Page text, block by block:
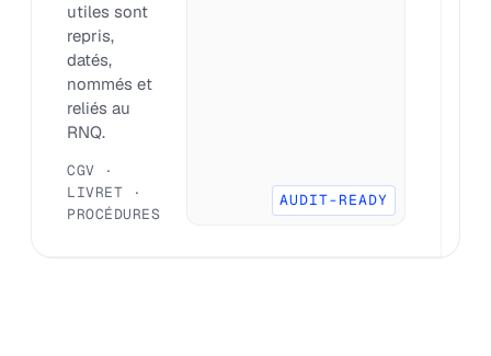
utiles sont
repris,
datés,
nommés et
reliés au
RNQ.
CGV ·
LIVRET ·
PROCÉDURES
AUDIT-READY